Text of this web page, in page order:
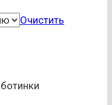
Очистить
ботинки